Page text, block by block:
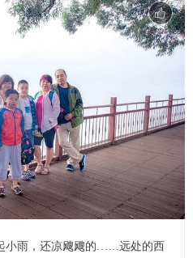
小雨，还凉飕飕的……远处的西